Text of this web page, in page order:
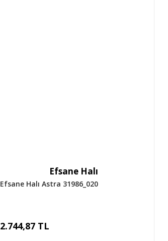
Efsane Halı
Efsane Halı Astra 31986_020
2.744,87 TL